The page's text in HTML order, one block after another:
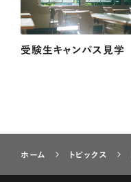
受験生キャンパス見学
ホーム トピックス